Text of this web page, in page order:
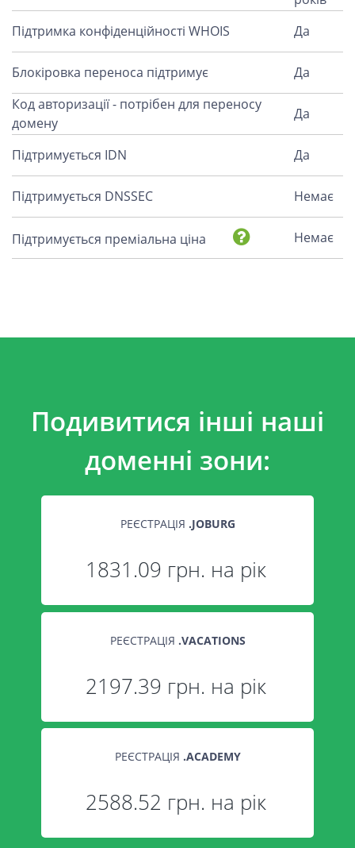
Підтримка конфіденційності WHOIS
Да
Блокіровка переноса підтримує
Да
Код авторизації - потрібен для переносу
домену
Да
Підтримується IDN Да
Підтримується DNSSEC Немає
Підтримується преміальна ціна Немає
Подивитися інші наші
доменні зони:
РЕЄСТРАЦІЯ .JOBURG
1831.09 грн. на рік
РЕЄСТРАЦІЯ .VACATIONS
2197.39 грн. на рік
РЕЄСТРАЦІЯ .ACADEMY
2588.52 грн. на рік